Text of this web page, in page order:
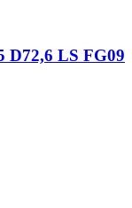
D72,6 LS FG09